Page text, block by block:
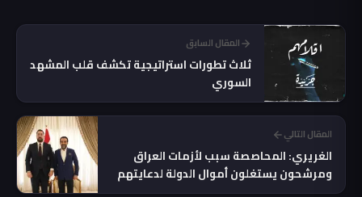
المقال السابق
ثلاث تطورات استراتيجية تكشف قلب المشهد
السوري
المقال التالي
الغريري: المحاصصة سبب لأزمات العراق
ومرشحون يستغلون أموال الدولة لدعايتهم